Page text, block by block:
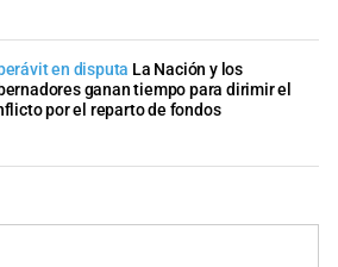
en disputa La Nación y los
ganan tiempo para dirimir el
por el reparto de fondos